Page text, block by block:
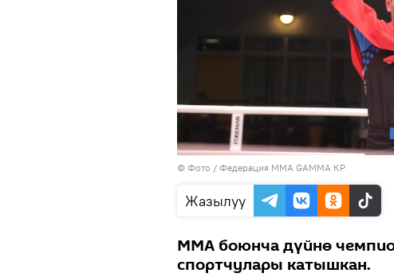
© Фото / Федерация ММА GAMMA КР
Жазылуу
ММА боюнча дүйнө
спортчулары катышкан.